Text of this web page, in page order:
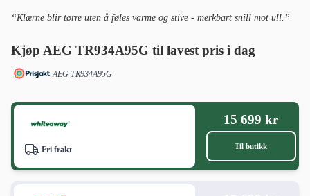
“Klærne blir tørre uten å føles varme og stive - merkbart snill mot ull.”
Kjøp AEG TR934A95G til lavest pris i dag
AEG TR934A95G
Fri frakt
15 699 kr
Til butikk